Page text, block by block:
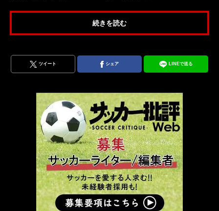
続きを読む
ツイート シェア LINEで送る